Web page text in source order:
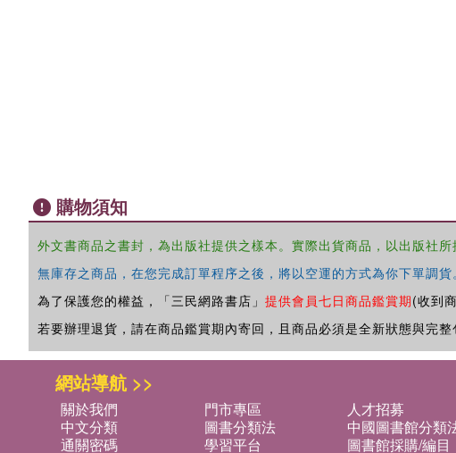
購物須知
外文書商品之書封，為出版社提供之樣本。實際出貨商品，以出版社
無庫存之商品，在您完成訂單程序之後，將以空運的方式為你下單調
為了保護您的權益，「三民網路書店」 提供會員七日商品鑑賞期(收到
若要辦理退貨，請在商品鑑賞期內寄回，且商品必須是全新狀態與完
網站導航 >>
關於我們 門市專區 人才招募
中文分類
圖書分類法 中國圖書館分類
通關密碼
學習平台 圖書館採購/編目